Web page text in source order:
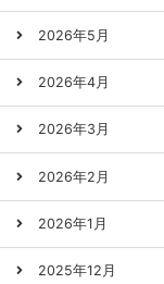
2026年5月
2026年4月
2026年3月
2026年2月
2026年1月
2025年12月